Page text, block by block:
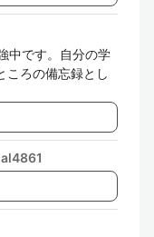
中です。自分の学
ころの備忘録とし